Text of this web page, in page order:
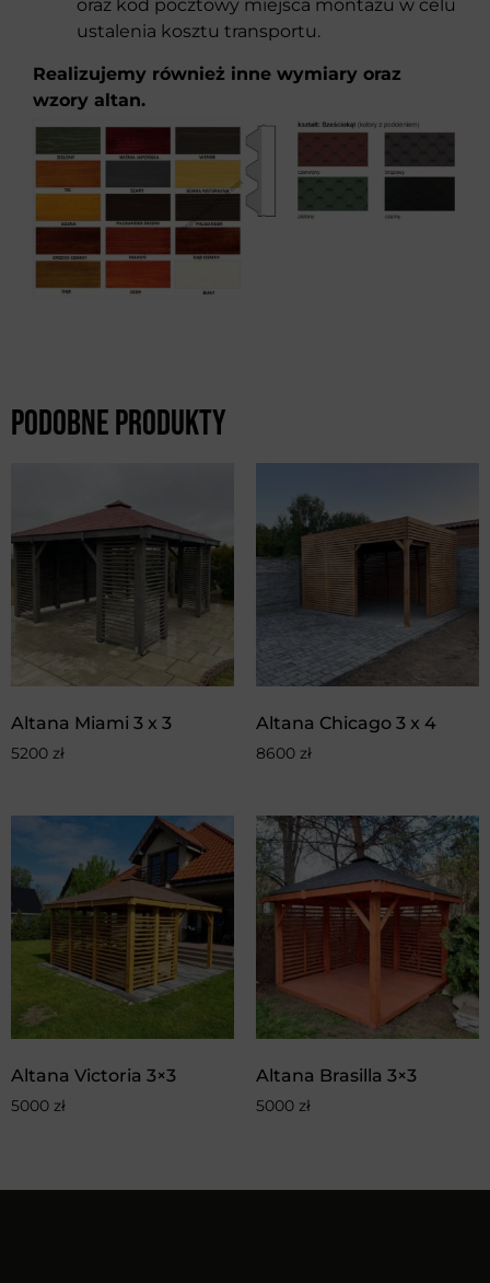
oraz kod pocztowy miejsca montażu w celu
ustalenia kosztu transportu.
Realizujemy również inne wymiary oraz
wzory altan.
Podobne produkty
Altana Miami 3 x 3
5200 zł
Altana Chicago 3 x 4
8600 zł
Altana Victoria 3×3
5000 zł
Altana Brasilla 3×3
5000 zł